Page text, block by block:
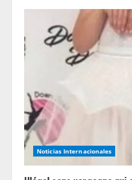
R
e
a
d
i
n
g Noticias Internacionales